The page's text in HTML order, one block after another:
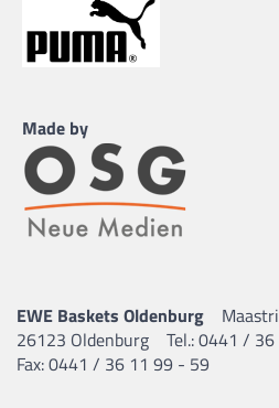
Made by
EWE Baskets Oldenburg
26123 Oldenburg
Tel.: 0441 /
Fax: 0441 / 36 11 99 - 59